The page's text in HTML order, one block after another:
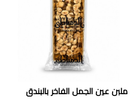
ملبن عين الجمل الفاخر بالبندق